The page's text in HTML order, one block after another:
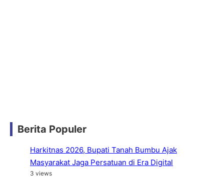
Berita Populer
Harkitnas 2026, Bupati Tanah Bumbu Ajak
Masyarakat Jaga Persatuan di Era Digital
3 views